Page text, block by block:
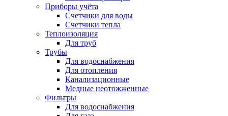
Приборы учёта
Счетчики для воды
Счетчики тепла
Теплоизоляция
Для труб
Трубы
Для водоснабжения
Для отопления
Канализационные
Медные неотожженные
Фильтры
Для водоснабжения